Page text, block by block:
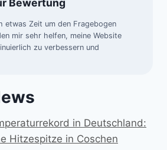
Bewertung
etwas Zeit um den Fragebogen
mir sehr helfen, meine Website
zu verbessern und
in Deutschland:
Hitzespitze in Coschen